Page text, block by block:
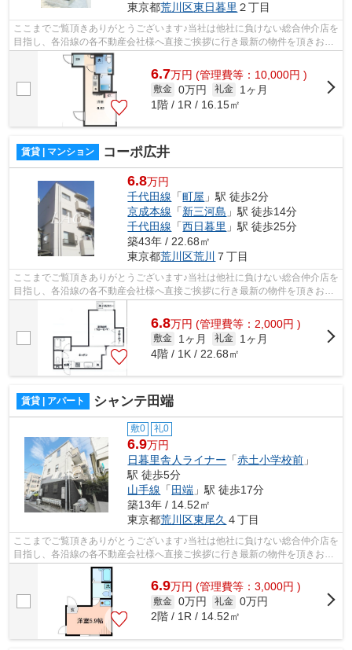
東京都荒川区東日暮里 ２丁目
ここまでご覧頂きありがとうございます♪当社は他社に負けない総合仲介店を
目指し、各沿線の各不動産会社様へ直接ご挨拶に行き最新の物件を頂きお客
様へ提供しております！最新の情報は...
6.7万円 (管理費等：10,000円 )
敷金 0万円 礼金
1ヶ月
1階 / 1R / 16.15㎡
賃貸 | マンション コーポ広井
6.8万円
千代田線 「町屋 」駅 徒歩2分
京成本線 「新三河島 」駅 徒歩14分
千代田線 「西日暮里 」駅 徒歩25分
築43年 / 22.68㎡
東京都荒川区荒川 ７丁目
ここまでご覧頂きありがとうございます♪当社は他社に負けない総合仲介店を
目指し、各沿線の各不動産会社様へ直接ご挨拶に行き最新の物件を頂きお客
様へ提供しております！最新の情報は...
6.8万円 (管理費等：2,000円 )
敷金 1ヶ月 礼金
1ヶ月
4階 / 1K / 22.68㎡
賃貸 | アパート シャンテ田端
敷0 礼0
6.9万円
日暮里舎人ライナー 「赤土小学校前 」
駅 徒歩5分
山手線 「 田端 」駅 徒歩17分
築13年 / 14.52㎡
東京都荒川区東尾久 ４丁目
ここまでご覧頂きありがとうございます♪当社は他社に負けない総合仲介店を
目指し、各沿線の各不動産会社様へ直接ご挨拶に行き最新の物件を頂きお客
様へ提供しております！最新の情報は...
6.9万円 (管理費等：3,000円 )
敷金 0万円 礼金 0万円
2階 / 1R / 14.52㎡